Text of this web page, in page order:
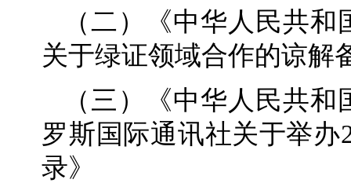
（二）《中华人民共
关于绿证领域合作的谅解
（三）《中华人民共
罗斯国际通讯社关于举办
录》